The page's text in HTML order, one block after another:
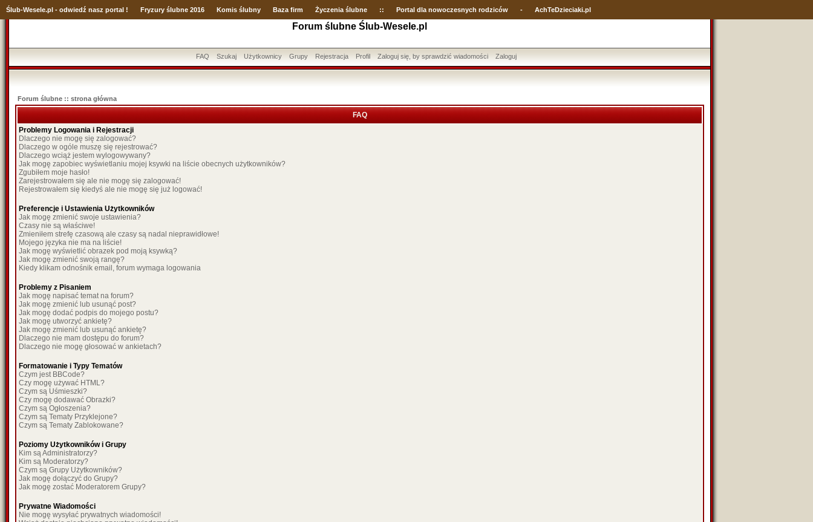
Ślub-Wesele.pl - odwiedź nasz portal ! Fryzury ślubne 2016 Komis ślubny Baza firm Życzenia ślubne :: Portal dla nowoczesnych rodziców - AchTeDzieciaki.pl
Forum ślubne Ślub-Wesele.pl
FAQ Szukaj Użytkownicy Grupy Rejestracja Profil Zaloguj się, by sprawdzić wiadomości Zaloguj
Forum ślubne :: strona główna
FAQ
Problemy Logowania i Rejestracji
Dlaczego nie mogę się zalogować?
Dlaczego w ogóle muszę się rejestrować?
Dlaczego wciąż jestem wylogowywany?
Jak mogę zapobiec wyświetlaniu mojej ksywki na liście obecnych użytkowników?
Zgubiłem moje hasło!
Zarejestrowałem się ale nie mogę się zalogować!
Rejestrowałem się kiedyś ale nie mogę się już logować!
Preferencje i Ustawienia Użytkowników
Jak mogę zmienić swoje ustawienia?
Czasy nie są właściwe!
Zmieniłem strefę czasową ale czasy są nadal nieprawidłowe!
Mojego języka nie ma na liście!
Jak mogę wyświetlić obrazek pod moją ksywką?
Jak mogę zmienić swoją rangę?
Kiedy klikam odnośnik email, forum wymaga logowania
Problemy z Pisaniem
Jak mogę napisać temat na forum?
Jak mogę zmienić lub usunąć post?
Jak mogę dodać podpis do mojego postu?
Jak mogę utworzyć ankietę?
Jak mogę zmienić lub usunąć ankietę?
Dlaczego nie mam dostępu do forum?
Dlaczego nie mogę głosować w ankietach?
Formatowanie i Typy Tematów
Czym jest BBCode?
Czy mogę używać HTML?
Czym są Uśmieszki?
Czy mogę dodawać Obrazki?
Czym są Ogłoszenia?
Czym są Tematy Przyklejone?
Czym są Tematy Zablokowane?
Poziomy Użytkowników i Grupy
Kim są Administratorzy?
Kim są Moderatorzy?
Czym są Grupy Użytkowników?
Jak mogę dołączyć do Grupy?
Jak mogę zostać Moderatorem Grupy?
Prywatne Wiadomości
Nie mogę wysyłać prywatnych wiadomości!